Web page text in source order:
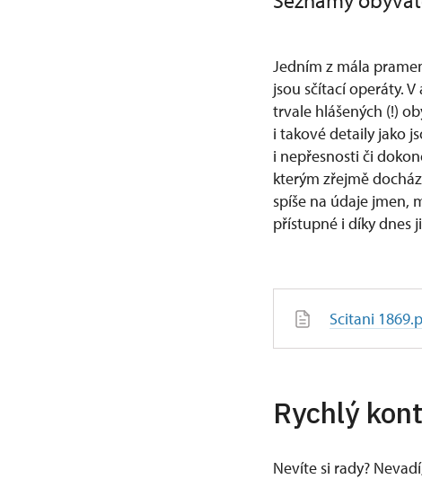
Jedním z mála
jsou sčítací operáty.
trvale hlášených (!)
i takové detaily jako
i nepřesnosti či
kterým zřejmě
spíše na údaje jmen,
přístupné i díky dnes
Scitani
Rychlý
Nevíte si rady?